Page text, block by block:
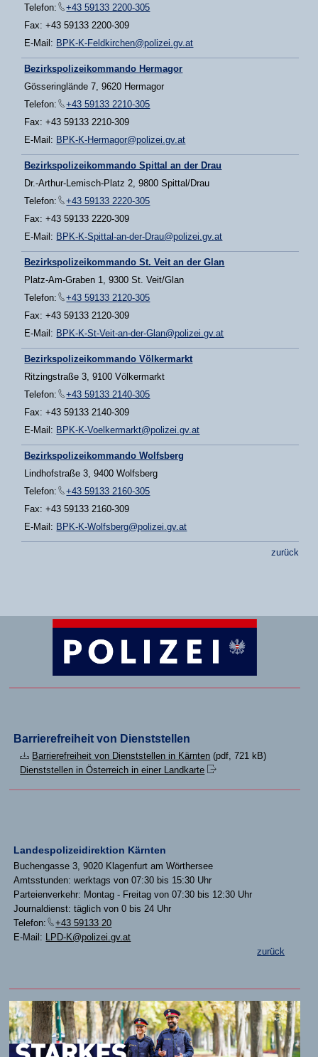
Telefon:
+43 59133 2200-305
Fax: +43 59133 2200-309
E-Mail: BPK-K-Feldkirchen@polizei.gv.at
Bezirkspolizeikommando Hermagor
Gösseringlände 7, 9620 Hermagor
Telefon:
+43 59133 2210-305
Fax: +43 59133 2210-309
E-Mail: BPK-K-Hermagor@polizei.gv.at
Bezirkspolizeikommando Spittal an der Drau
Dr.-Arthur-Lemisch-Platz 2, 9800 Spittal/Drau
Telefon:
+43 59133 2220-305
Fax: +43 59133 2220-309
E-Mail: BPK-K-Spittal-an-der-Drau@polizei.gv.at
Bezirkspolizeikommando St. Veit an der Glan
Platz-Am-Graben 1, 9300 St. Veit/Glan
Telefon:
+43 59133 2120-305
Fax: +43 59133 2120-309
E-Mail: BPK-K-St-Veit-an-der-Glan@polizei.gv.at
Bezirkspolizeikommando Völkermarkt
Ritzingstraße 3, 9100 Völkermarkt
Telefon:
+43 59133 2140-305
Fax: +43 59133 2140-309
E-Mail: BPK-K-Voelkermarkt@polizei.gv.at
Bezirkspolizeikommando Wolfsberg
Lindhofstraße 3, 9400 Wolfsberg
Telefon:
+43 59133 2160-305
Fax: +43 59133 2160-309
E-Mail: BPK-K-Wolfsberg@polizei.gv.at
zurück
Barrierefreiheit von Dienststellen
Barrierefreiheit von Dienststellen in Kärnten (pdf, 721 kB)
Dienststellen in Österreich in einer Landkarte
Landespolizeidirektion Kärnten
Buchengasse 3, 9020 Klagenfurt am Wörthersee
Amtsstunden: werktags von 07:30 bis 15:30 Uhr
Parteienverkehr: Montag - Freitag von 07:30 bis 12:30 Uhr
Journaldienst: täglich von 0 bis 24 Uhr
Telefon:
+43 59133 20
E-Mail: LPD-K@polizei.gv.at
zurück